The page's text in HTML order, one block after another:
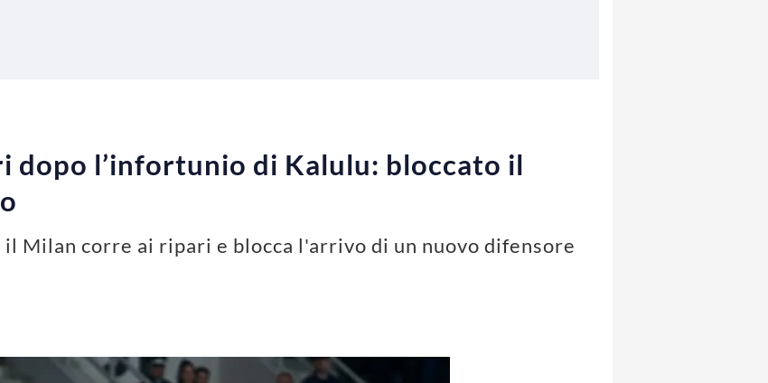
dopo l’infortunio di Kalulu: bloccato il
Milan corre ai ripari e blocca l'arrivo di un nuovo difensore